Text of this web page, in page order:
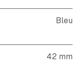
Bleu
42 mm